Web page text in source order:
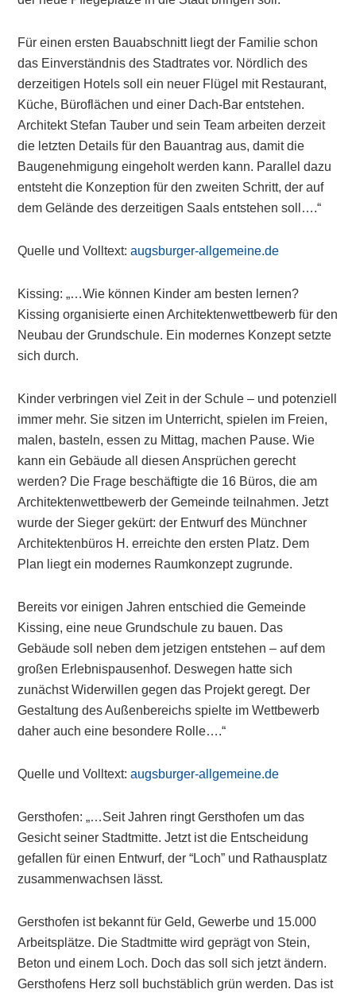
Für einen ersten Bauabschnitt liegt der Familie schon
das Einverständnis des Stadtrates vor. Nördlich des
derzeitigen Hotels soll ein neuer Flügel mit Restaurant,
Küche, Büroflächen und einer Dach-Bar entstehen.
Architekt Stefan Tauber und sein Team arbeiten derzeit
die letzten Details für den Bauantrag aus, damit die
Baugenehmigung eingeholt werden kann. Parallel dazu
entsteht die Konzeption für den zweiten Schritt, der auf
dem Gelände des derzeitigen Saals entstehen soll….“
Quelle und Volltext:augsburger-allgemeine.de
Kissing: „…Wie können Kinder am besten lernen?
Kissing organisierte einen Architektenwettbewerb für den
Neubau der Grundschule. Ein modernes Konzept setzte
sich durch.
Kinder verbringen viel Zeit in der Schule – und potenziell
immer mehr. Sie sitzen im Unterricht, spielen im Freien,
malen, basteln, essen zu Mittag, machen Pause. Wie
kann ein Gebäude all diesen Ansprüchen gerecht
werden? Die Frage beschäftigte die 16 Büros, die am
Architektenwettbewerb der Gemeinde teilnahmen. Jetzt
wurde der Sieger gekürt: der Entwurf des Münchner
Architektenbüros H. erreichte den ersten Platz. Dem
Plan liegt ein modernes Raumkonzept zugrunde.
Bereits vor einigen Jahren entschied die Gemeinde
Kissing, eine neue Grundschule zu bauen. Das
Gebäude soll neben dem jetzigen entstehen – auf dem
großen Erlebnispausenhof. Deswegen hatte sich
zunächst Widerwillen gegen das Projekt geregt. Der
Gestaltung des Außenbereichs spielte im Wettbewerb
daher auch eine besondere Rolle….“
Quelle und Volltext:augsburger-allgemeine.de
Gersthofen: „…Seit Jahren ringt Gersthofen um das
Gesicht seiner Stadtmitte. Jetzt ist die Entscheidung
gefallen für einen Entwurf, der “Loch” und Rathausplatz
zusammenwachsen lässt.
Gersthofen ist bekannt für Geld, Gewerbe und 15.000
Arbeitsplätze. Die Stadtmitte wird geprägt von Stein,
Beton und einem Loch. Doch das soll sich jetzt ändern.
Gersthofens Herz soll buchstäblich grün werden. Das ist